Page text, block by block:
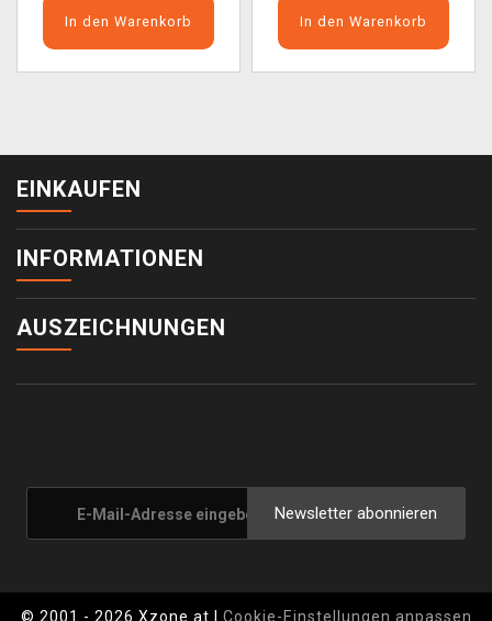
In den Warenkorb In den Warenkorb
EINKAUFEN
INFORMATIONEN
AUSZEICHNUNGEN
Newsletter abonnieren
© 2001 - 2026 Xzone.at | Cookie-Einstellungen anpassen